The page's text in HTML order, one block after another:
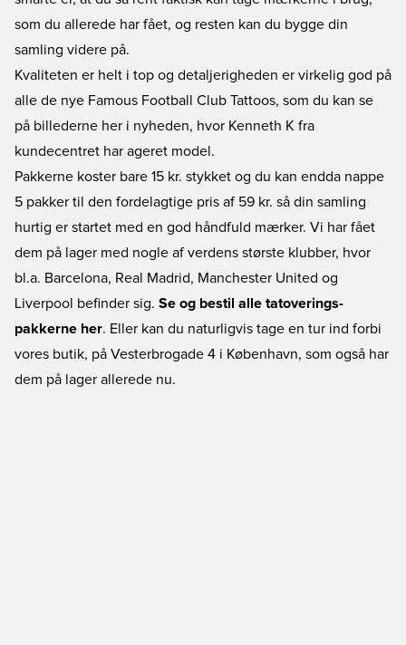
som du allerede har fået, og resten kan du bygge din
samling videre på.
Kvaliteten er helt i top og detaljerigheden er virkelig god på
alle de nye Famous Football Club Tattoos, som du kan se
på billederne her i nyheden, hvor Kenneth K fra
kundecentret har ageret model.
Pakkerne koster bare 15 kr. stykket og du kan endda nappe
5 pakker til den fordelagtige pris af 59 kr. så din samling
hurtig er startet med en god håndfuld mærker. Vi har fået
dem på lager med nogle af verdens største klubber, hvor
bl.a. Barcelona, Real Madrid, Manchester United og
Liverpool befinder sig. Se og bestil alle tatoverings-
pakkerne her. Eller kan du naturligvis tage en tur ind forbi
vores butik, på Vesterbrogade 4 i København, som også har
dem på lager allerede nu.